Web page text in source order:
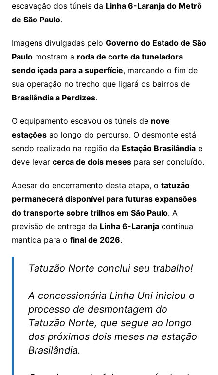
escavação dos túneis da Linha 6-Laranja do Metrô
de São Paulo.
Imagens divulgadas pelo Governo do Estado de São
Paulomostram a roda de corte da tuneladora
sendo içada para a superfície, marcando o fim de
sua operação no trecho que ligará os bairros de
Brasilândia a Perdizes.
O equipamento escavou os túneis de nove
estaçõesao longo do percurso. O desmonte está
sendo realizado na região da Estação Brasilândiae
deve levar cerca de dois mesespara ser concluído.
Apesar do encerramento desta etapa, o tatuzão
permanecerá disponível para futuras expansões
do transporte sobre trilhos em São Paulo. A
previsão de entrega da Linha 6-Laranjacontinua
mantida para o final de 2026.
Tatuzão Norte conclui seu trabalho!
A concessionária Linha Uni iniciou o
processo de desmontagem do
Tatuzão Norte, que segue ao longo
dos próximos dois meses na estação
Brasilândia.